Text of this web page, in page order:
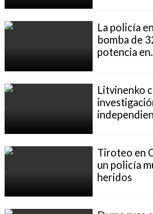
La policía
bomba de
potencia
Litvinenko
Tiroteo en
un policía
heridos